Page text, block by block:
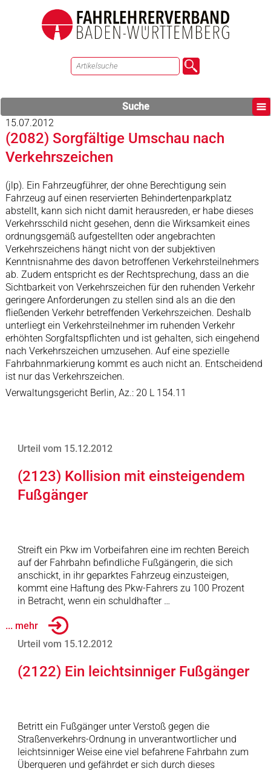
Suche
15.07.2012
(2082) Sorgfältige Umschau nach
Verkehrszeichen
(jlp). Ein Fahrzeugführer, der ohne Berechtigung sein
Fahrzeug auf einen reservierten Behindertenparkplatz
abstellt, kann sich nicht damit herausreden, er habe dieses
Verkehrsschild nicht gesehen, denn die Wirksamkeit eines
ordnungsgemäß aufgestellten oder angebrachten
Verkehrszeichens hängt nicht von der subjektiven
Kenntnisnahme des davon betroffenen Verkehrsteilnehmers
ab. Zudem entspricht es der Rechtsprechung, dass an die
Sichtbarkeit von Verkehrszeichen für den ruhenden Verkehr
geringere Anforderungen zu stellen sind als an die den
fließenden Verkehr betreffenden Verkehrszeichen. Deshalb
unterliegt ein Verkehrsteilnehmer im ruhenden Verkehr
erhöhten Sorgfaltspflichten und ist gehalten, sich eingehend
nach Verkehrszeichen umzusehen. Auf eine spezielle
Fahrbahnmarkierung kommt es auch nicht an. Entscheidend
ist nur das Verkehrszeichen.
Verwaltungsgericht Berlin, Az.: 20 L 154.11
Urteil vom 15.12.2012
(2123) Kollision mit einsteigendem
Fußgänger
Streift ein Pkw im Vorbeifahren eine im rechten Bereich
auf der Fahrbahn befindliche Fußgängerin, die sich
anschickt, in ihr geparktes Fahrzeug einzusteigen,
kommt eine Haftung des Pkw-Fahrers zu 100 Prozent
in Betracht, wenn ein schuldhafter …
... mehr
Urteil vom 15.12.2012
(2122) Ein leichtsinniger Fußgänger
Betritt ein Fußgänger unter Verstoß gegen die
Straßenverkehrs-Ordnung in unverantwortlicher und
leichtsinniger Weise eine viel befahrene Fahrbahn zum
Überqueren und gefährdet er sich durch dieses